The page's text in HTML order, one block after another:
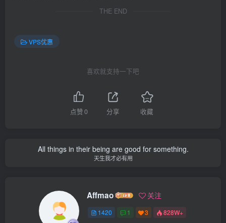
THE END
VPS优惠
喜欢就支持一下吧
点赞0 分享 收藏
All things in their being are good for something.
天生我才必有用
Affmao 关注
1420 1 3 828W+